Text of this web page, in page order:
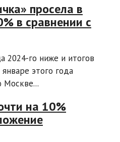
просела в
в сравнении с
2024-го ниже и итогов
этого года
Москве...
на 10%